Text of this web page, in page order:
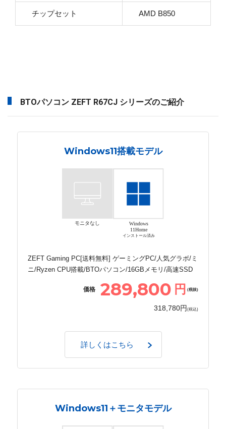
チップセット AMD B850
BTOパソコン ZEFT R67CJ シリーズのご紹介
Windows11搭載モデル
モニタなし
Windows
11Home
インストール済み
ZEFT Gaming PC[送料無料] ゲーミングPC/人気グラボ/ミ
ニ/Ryzen CPU搭載/BTOパソコン/16GBメモリ/高速SSD
価格 289,800 円 (税抜)
318,780円 (税込)
詳しくはこちら
Windows11＋モニタモデル